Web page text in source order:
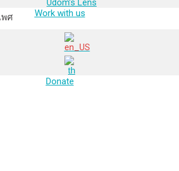
Udom’s Lens
Work with us
Donate
มเกี่ยวกับพฤติกรรมความเสี่ยง ไม่ใช่การ
พศ
ด้ที่ →
language/thai/th/podcast-
6k4xky16k